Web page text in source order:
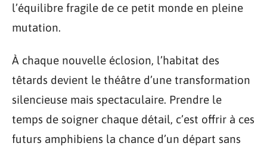
l’équilibre fragile de ce petit monde en pleine
mutation.
À chaque nouvelle éclosion, l’habitat des
têtards devient le théâtre d’une transformation
silencieuse mais spectaculaire. Prendre le
temps de soigner chaque détail, c’est offrir à ces
futurs amphibiens la chance d’un départ sans